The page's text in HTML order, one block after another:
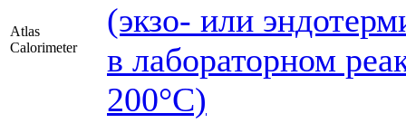
Atlas
Calorimeter
(экзо- или
в лабораторном
200°С)